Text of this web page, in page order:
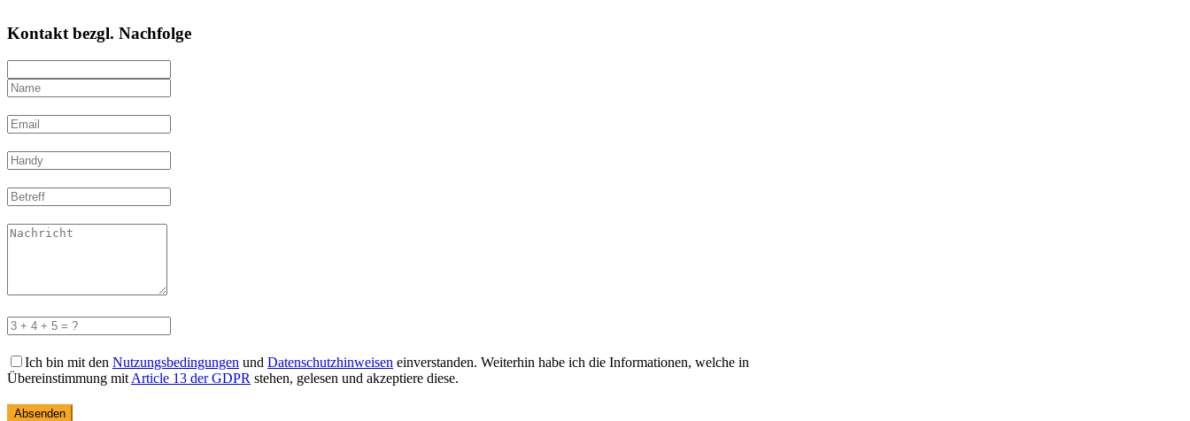
Kontakt bezgl. Nachfolge
Ich bin mit den Nutzungsbedingungen und Datenschutzhinweisen einverstanden. Weiterhin habe ich die Informationen, welche in
Übereinstimmung mit Article 13 der GDPR stehen, gelesen und akzeptiere diese.
Absenden